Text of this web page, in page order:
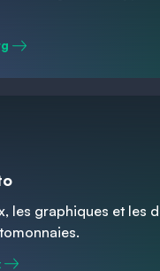
les graphiques et les